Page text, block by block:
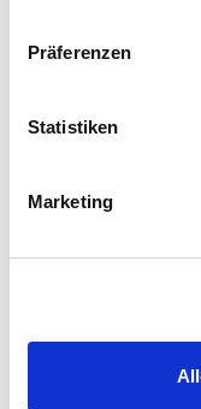
Präferenzen
Statistiken
Marketing
EINSATZGEBIETE
KATEGORIEN